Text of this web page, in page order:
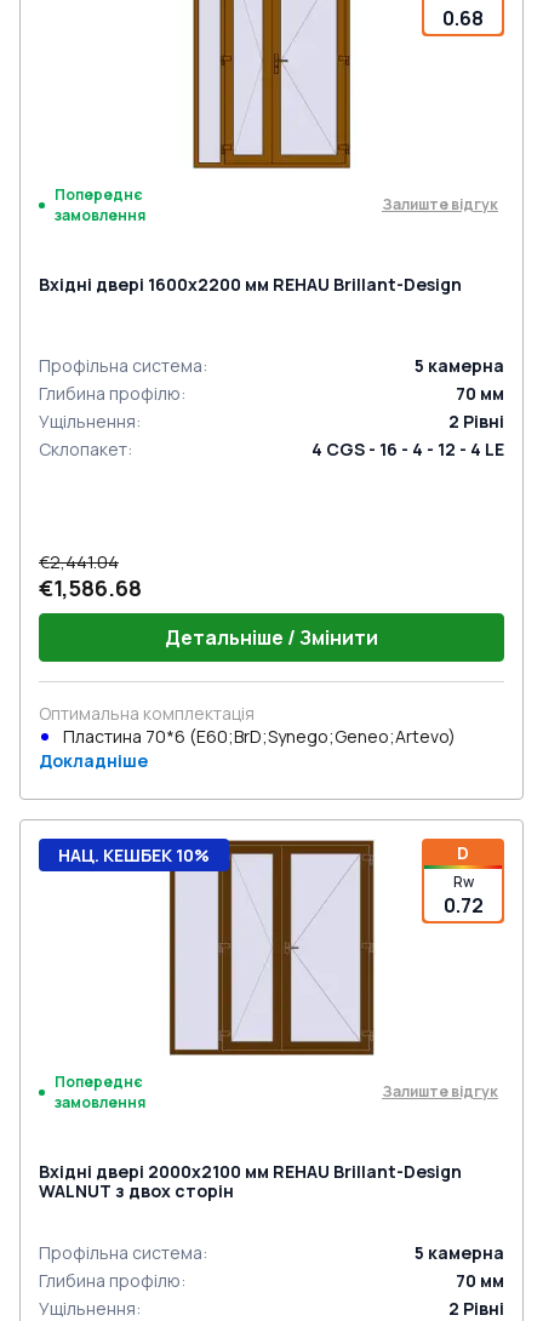
0.68
Попереднє
замовлення
Залиште відгук
Вхідні двері 1600x2200 мм REHAU Brillant-Design
Профільна система: 5 камерна
Глибина профілю: 70 мм
Ущільнення: 2 Рівні
Склопакет: 4 CGS - 16 - 4 - 12 - 4 LE
€2,441.04
€1,586.68
Детальніше / Змінити
Оптимальна комплектація
Пластина 70*6 (E60;BrD;Synego;Geneo;Artevo)
Докладніше
D
Rw
0.72
НАЦ. КЕШБЕК 10%
Попереднє
замовлення
Залиште відгук
Вхідні двері 2000x2100 мм REHAU Brillant-Design
WALNUT з двох сторін
Профільна система: 5 камерна
Глибина профілю: 70 мм
Ущільнення: 2 Рівні